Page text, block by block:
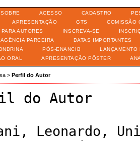
SOBRE ACESSO CADASTRO
APRESENTAÇÃO GTS
COMISSÃO
AUTORES
INSCREVA-SE
AGÊNCIA PARCEIRA
DATAS IMPORTANTES
PÓS-ENANCIB
LANÇAMENTO
ORAL
APRESENTAÇÃO PÔSTER
> Perfil do Autor
do Autor
Leonardo,